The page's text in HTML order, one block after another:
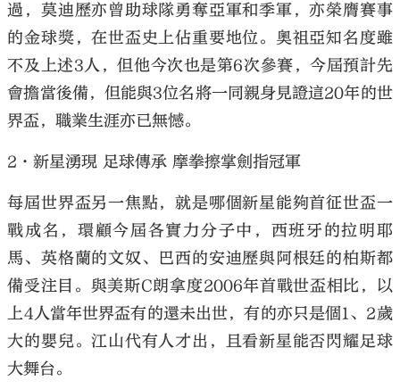
過，莫迪歷亦曾助球隊勇奪亞軍和季軍，亦榮膺賽事
的金球獎，在世盃史上佔重要地位。奧祖亞知名度雖
不及上述3人，但他今次也是第6次參賽，今屆預計先
會擔當後備，但能與3位名將一同親身見證這20年的世
界盃，職業生涯亦已無憾。
2·新星湧現 足球傳承 摩拳擦掌劍指冠軍
每屆世界盃另一焦點，就是哪個新星能夠首征世盃一
戰成名，環顧今屆各實力分子中，西班牙的拉明耶
馬、英格蘭的文奴、巴西的安迪歷與阿根廷的柏斯都
備受注目。與美斯C朗拿度2006年首戰世盃相比，以
上4人當年世界盃有的還未出世，有的亦只是個1、2歲
大的嬰兒。江山代有人才出，且看新星能否閃耀足球
大舞台。